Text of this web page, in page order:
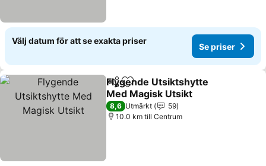
Välj datum för att se exakta priser
Se priser
Dela Lägg till i Mina Favoriter
Flygende Utsiktshytte
Med Magisk Utsikt
8,6 Utmärkt
59
10.0 km till Centrum